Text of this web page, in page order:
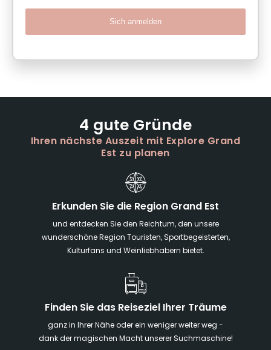
Sich anmelden
4 gute Gründe
Ihren nächste Auszeit mit Explore Grand
Est zu planen
Erkunden Sie die Region Grand Est
und entdecken Sie den Reichtum, den unsere
wunderschöne Region Touristen, Sportbegeisterten,
Kulturfans und Weinliebhabern bietet.
Finden Sie das Reiseziel Ihrer Träume
ganz in Ihrer Nähe oder ein weniger weiter weg -
dank der magischen Macht unserer Suchmaschine!